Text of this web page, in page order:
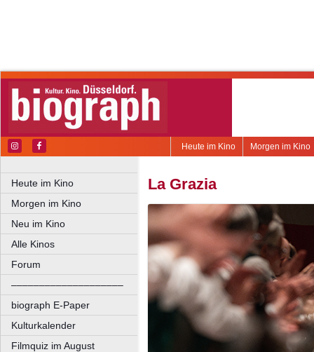
Morgen im Kino
Heute im Kino
Heute im Kino
Morgen im Kino
Neu im Kino
Alle Kinos
Forum
––––––––––––––––––––
biograph E-Paper
Kulturkalender
Filmquiz im August
La Grazia